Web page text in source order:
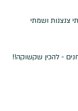
צנצנות ושמתי
- להכין שקשוקה!!